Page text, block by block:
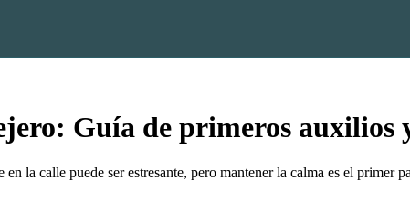
Guía de primeros auxilios
la calle puede ser estresante, pero mantener la calma es el primer